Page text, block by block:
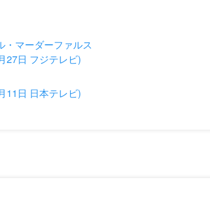
・マーダーファルス
27日 フジテレビ)
11日 日本テレビ)